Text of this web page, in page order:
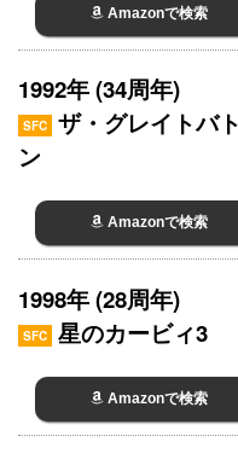
Amazonで検索
1992年 (34周年)
SFC
ザ・グレイトバ
ン
Amazonで検索
1998年 (28周年)
SFC 星のカービィ3
Amazonで検索